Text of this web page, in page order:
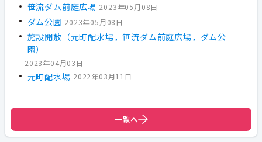
笹流ダム前庭広場 2023年05月08日
ダム公園 2023年05月08日
施設開放（元町配水場，笹流ダム前庭広場，ダム公
園）
2023年04月03日
元町配水場 2022年03月11日
一覧へ